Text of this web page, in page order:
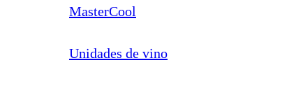
MasterCool
Unidades de vino